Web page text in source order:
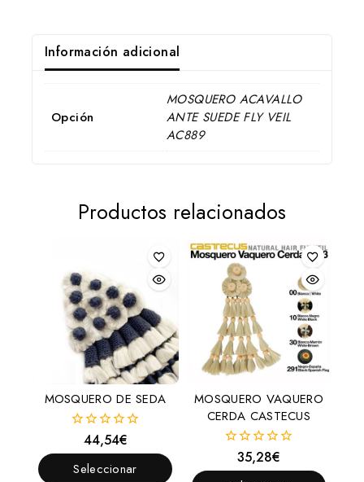
Información adicional
Opción
MOSQUERO ACAVALLO
ANTE SUEDE FLY VEIL
AC889
Productos relacionados
MOSQUERO DE SEDA
fuera
de
5
44,54€
Seleccionar
MOSQUERO VAQUERO
CERDA CASTECUS
fuera
35,28€